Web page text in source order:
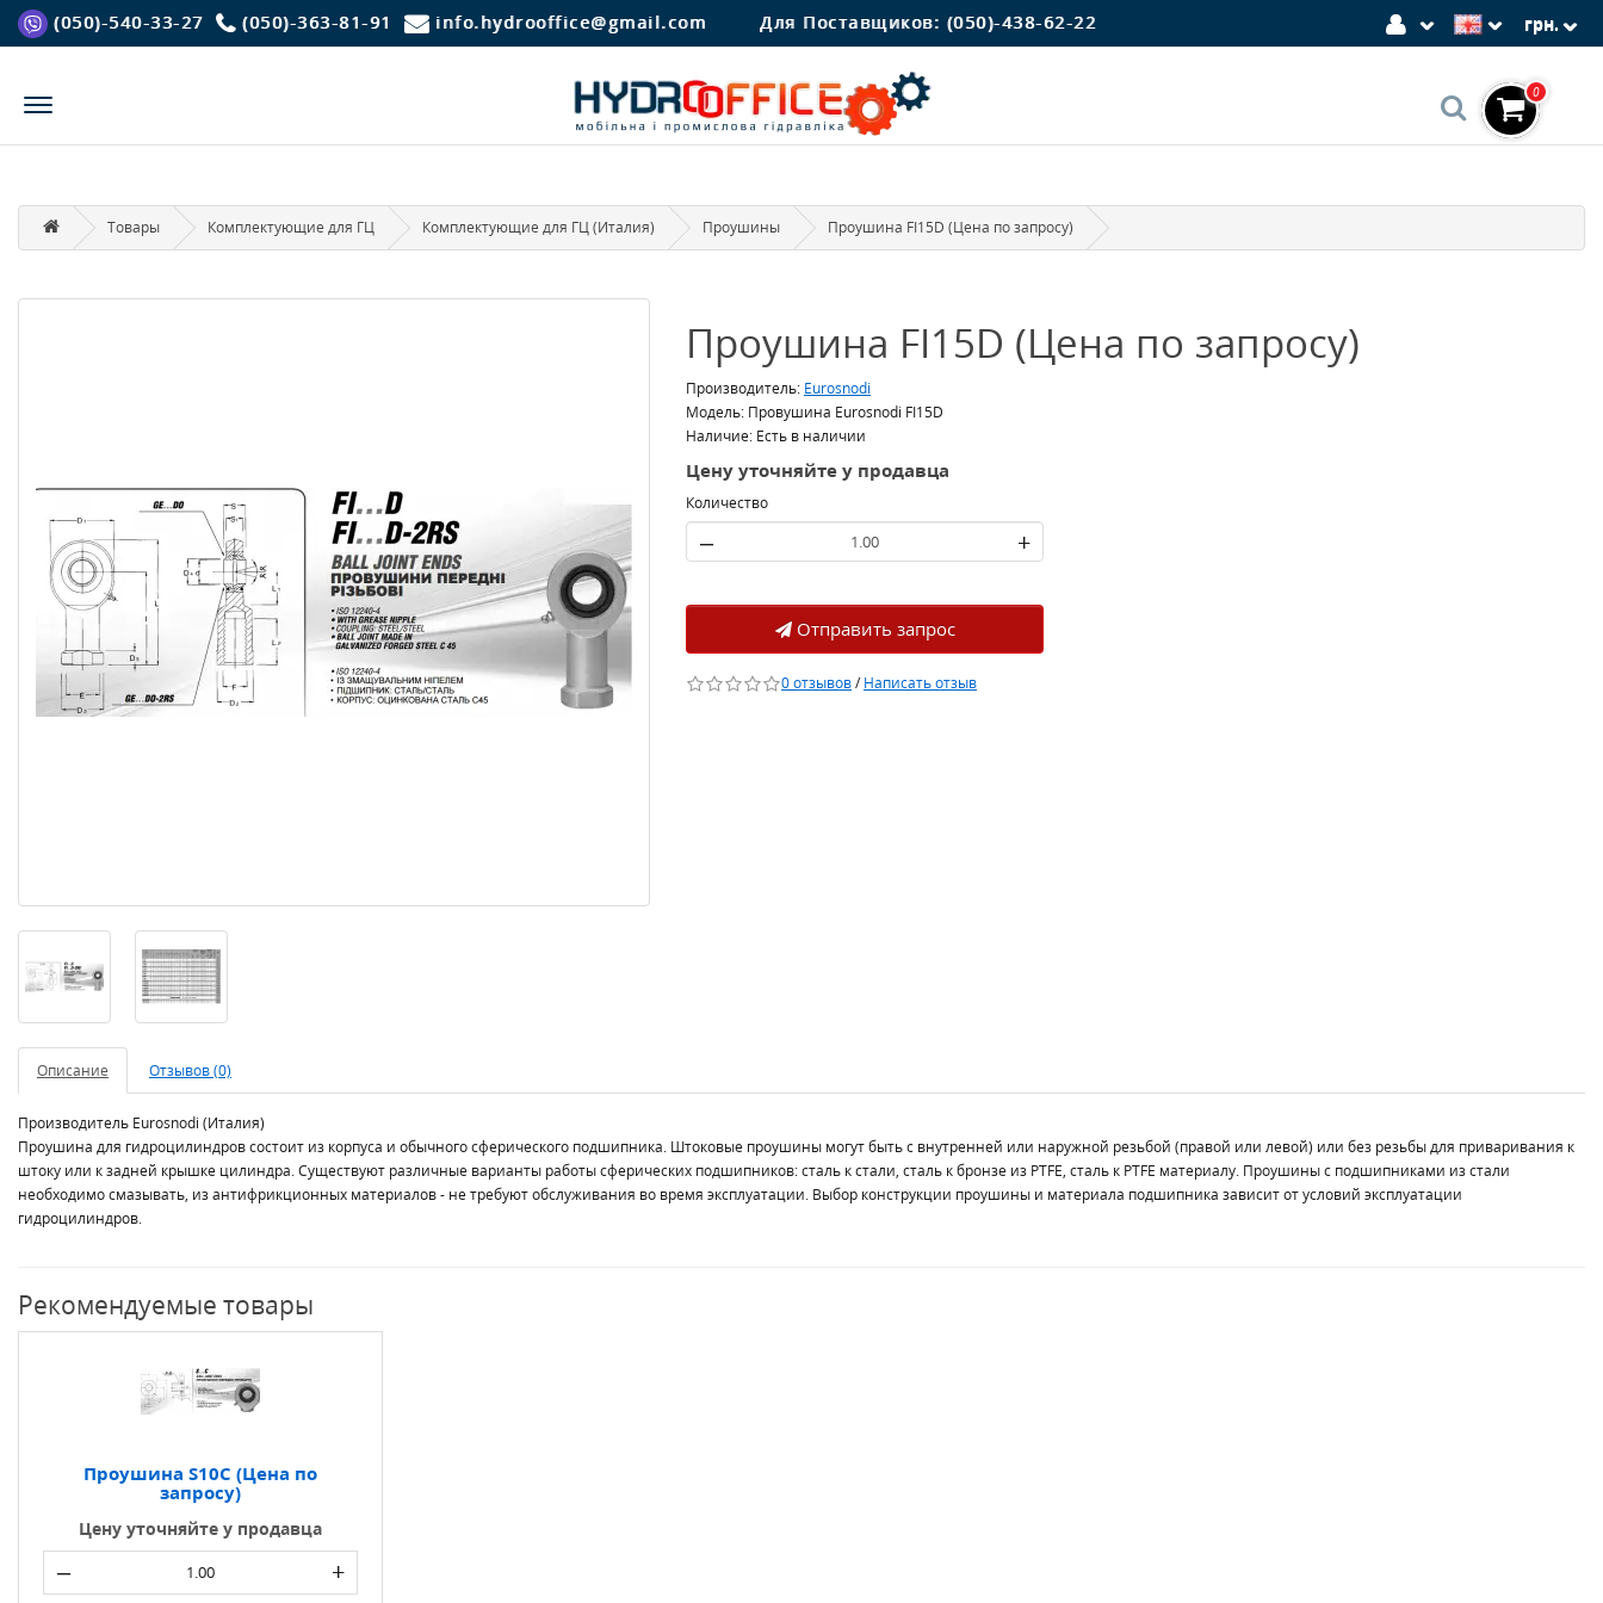
(050)-540-33-27 (050)-363-81-91 info.hydrooffice@gmail.com Для Поставщиков: (050)-438-62-22 грн.
0
Товары Комплектующие для ГЦ Комплектующие для ГЦ (Италия) Проушины Проушина FI15D (Цена по запросу)
Проушина FI15D (Цена по запросу)
Производитель: Eurosnodi
Модель: Провушина Eurosnodi FI15D
Наличие: Есть в наличии
Цену уточняйте у продавца
Количество
– +
Отправить запрос
0 отзывов/Написать отзыв
Описание Отзывов (0)
Производитель Eurosnodi (Италия)
Проушина для гидроцилиндров состоит из корпуса и обычного сферического подшипника. Штоковые проушины могут быть с внутренней или наружной резьбой (правой или левой) или без резьбы для приваривания к
штоку или к задней крышке цилиндра. Существуют различные варианты работы сферических подшипников: сталь к стали, сталь к бронзе из PTFE, сталь к PTFE материалу. Проушины с подшипниками из стали
необходимо смазывать, из антифрикционных материалов - не требуют обслуживания во время эксплуатации. Выбор конструкции проушины и материала подшипника зависит от условий эксплуатации
гидроцилиндров.
Рекомендуемые товары
Проушина S10C (Цена по
запросу)
Цену уточняйте у продавца
– +